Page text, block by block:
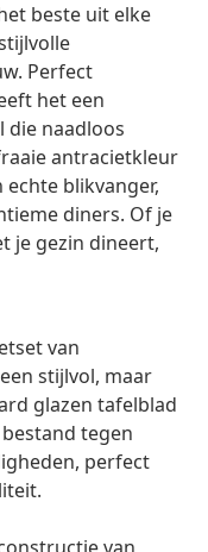
beste uit elke
Perfect
het een
die naadloos
antracietkleur
blikvanger,
diners. Of je
je gezin dineert,
van
stijlvol, maar
glazen tafelblad
tegen
perfect